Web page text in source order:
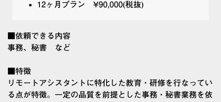
12ヶ月プラン ¥90,000(税抜)
■依頼できる内容
事務、秘書 など
■特徴
リモートアシスタントに特化した教育・研修を行なってい
る点が特徴。一定の品質を前提とした事務・秘書業務を依